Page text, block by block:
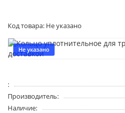
Код товара: Не указано
Не указано
:
Производитель:
Наличие: